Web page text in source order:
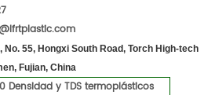
No. 55, Hongxi South Road, Torch High-tech
Fujian, China
Densidad y TDS termoplásticos